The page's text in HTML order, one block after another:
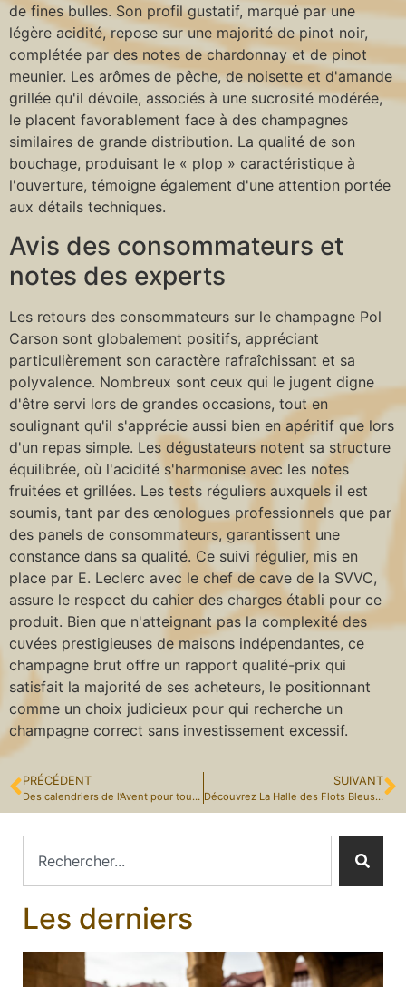
de fines bulles. Son profil gustatif, marqué par une
légère acidité, repose sur une majorité de pinot noir,
complétée par des notes de chardonnay et de pinot
meunier. Les arômes de pêche, de noisette et d'amande
grillée qu'il dévoile, associés à une sucrosité modérée,
le placent favorablement face à des champagnes
similaires de grande distribution. La qualité de son
bouchage, produisant le « plop » caractéristique à
l'ouverture, témoigne également d'une attention portée
aux détails techniques.
Avis des consommateurs et
notes des experts
Les retours des consommateurs sur le champagne Pol
Carson sont globalement positifs, appréciant
particulièrement son caractère rafraîchissant et sa
polyvalence. Nombreux sont ceux qui le jugent digne
d'être servi lors de grandes occasions, tout en
soulignant qu'il s'apprécie aussi bien en apéritif que lors
d'un repas simple. Les dégustateurs notent sa structure
équilibrée, où l'acidité s'harmonise avec les notes
fruitées et grillées. Les tests réguliers auxquels il est
soumis, tant par des œnologues professionnels que par
des panels de consommateurs, garantissent une
constance dans sa qualité. Ce suivi régulier, mis en
place par E. Leclerc avec le chef de cave de la SVVC,
assure le respect du cahier des charges établi pour ce
produit. Bien que n'atteignant pas la complexité des
cuvées prestigieuses de maisons indépendantes, ce
champagne brut offre un rapport qualité-prix qui
satisfait la majorité de ses acheteurs, le positionnant
comme un choix judicieux pour qui recherche un
champagne correct sans investissement excessif.
PRÉCÉDENT
Des calendriers de l’Avent pour tous les goûts : gourmandise, bien-être et originalité
SUIVANT
Découvrez La Halle des Flots Bleus : La halle gourmande de La Ciotat et ses trésors gastronomiques provençaux
Les derniers